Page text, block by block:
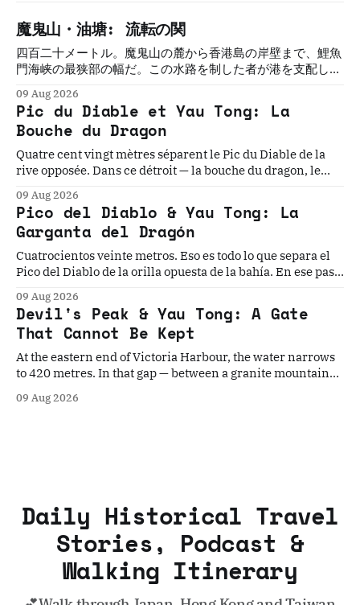
魔鬼山・油塘: 流転の関
四百二十メートル。魔鬼山の麓から香港島の岸壁まで、鯉魚
門海峡の最狭部の幅だ。この水路を制した者が港を支配し
文明がこの関を守ろうとし、誰も守れなかった。
09 Aug 2026
Pic du Diable et Yau Tong: La
Bouche du Dragon
Quatre cent vingt mètres séparent le Pic du Diable de la
rive opposée. Dans ce détroit — la bouche du dragon, le
cru pouvoir s'établir durablement. Aucune n'y est
parvenue.
09 Aug 2026
Pico del Diablo & Yau Tong: La
Garganta del Dragón
Cuatrocientos veinte metros. Eso es todo lo que separa el
Pico del Diablo de la orilla opuesta de la bahía. En ese paso
dinastía, el Imperio Británico instaló el último torpedo
guiado del mundo...
09 Aug 2026
Devil's Peak & Yau Tong: A Gate
That Cannot Be Kept
At the eastern end of Victoria Harbour, the water narrows
to 420 metres. In that gap — between a granite mountain
contain the world's last Brennan torpedo
09 Aug 2026
Daily Historical Travel
Stories, Podcast &
Walking Itinerary